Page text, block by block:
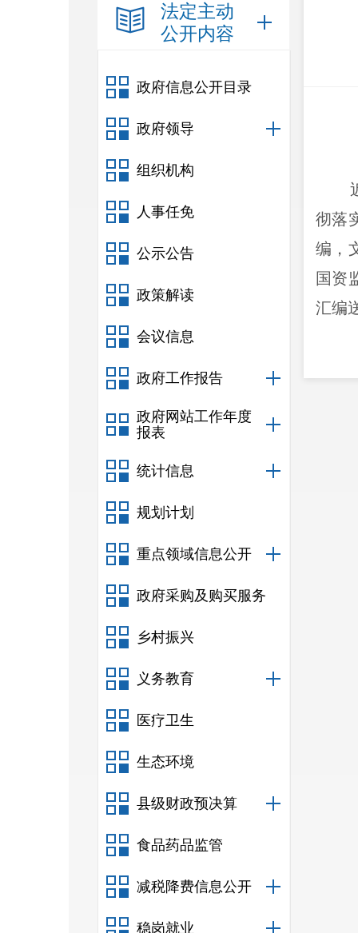
法定主动
公开内容
政府信息公开目录
政府领导
组织机构
人事任免
公示公告
政策解读
会议信息
政府工作报告
政府网站工作年度
报表
统计信息
规划计划
重点领域信息公开
政府采购及购买服务
乡村振兴
义务教育
医疗卫生
生态环境
县级财政预决算
食品药品监管
减税降费信息公开
稳岗就业
彻落
编，
国资
汇编